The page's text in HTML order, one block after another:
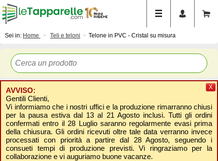
Sei in: Home Teli e teloni Telone in PVC - Cristal su misura
AVVISO:
Gentili Clienti,
Vi informiamo che i nostri uffici e la produzione rimarranno chiusi
per la pausa estiva dal 13 al 21 Agosto inclusi. Tutti gli ordini
confermati entro il 28 Luglio saranno regolarmente evasi prima
della chiusura. Gli ordini ricevuti oltre tale data verranno invece
processati con priorità a partire dal 28 Agosto, seguendo i
consueti tempi di produzione previsti. Vi ringraziamo per la
collaborazione e vi auguriamo buone vacanze.
X